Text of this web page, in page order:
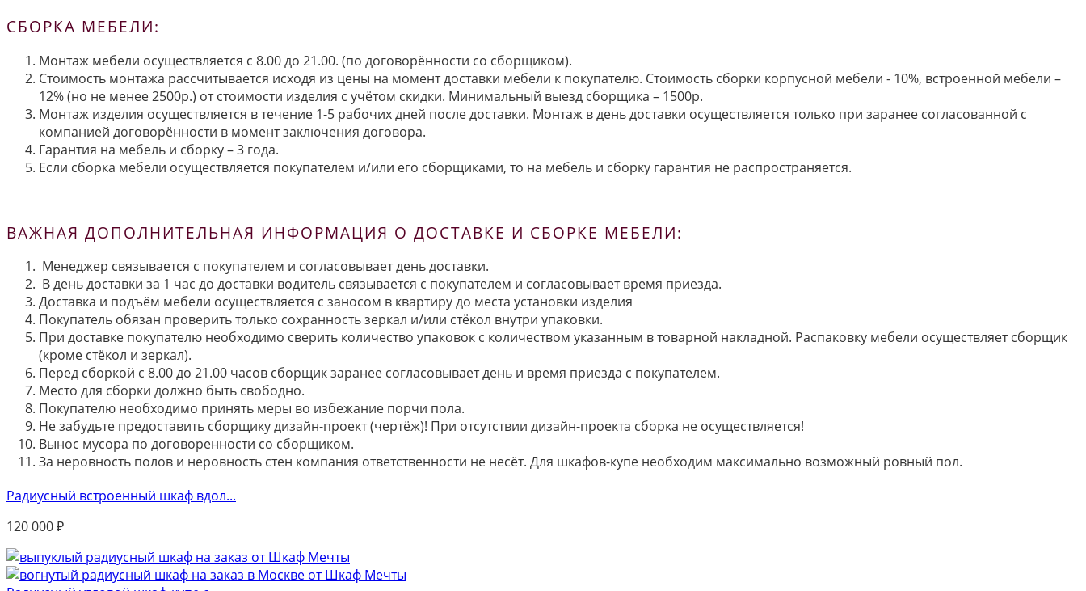
СБОРКА МЕБЕЛИ:
Монтаж мебели осуществляется с 8.00 до 21.00. (по договорённости со сборщиком).
Стоимость монтажа рассчитывается исходя из цены на момент доставки мебели к покупателю. Стоимость сборки корпусной мебели - 10%, встроенной мебели –
12% (но не менее 2500р.) от стоимости изделия с учётом скидки. Минимальный выезд сборщика – 1500р.
Монтаж изделия осуществляется в течение 1-5 рабочих дней после доставки. Монтаж в день доставки осуществляется только при заранее согласованной с
компанией договорённости в момент заключения договора.
Гарантия на мебель и сборку – 3 года.
Если сборка мебели осуществляется покупателем и/или его сборщиками, то на мебель и сборку гарантия не распространяется.
ВАЖНАЯ ДОПОЛНИТЕЛЬНАЯ ИНФОРМАЦИЯ О ДОСТАВКЕ И СБОРКЕ МЕБЕЛИ:
Менеджер связывается с покупателем и согласовывает день доставки.
В день доставки за 1 час до доставки водитель связывается с покупателем и согласовывает время приезда.
Доставка и подъём мебели осуществляется с заносом в квартиру до места установки изделия
Покупатель обязан проверить только сохранность зеркал и/или стёкол внутри упаковки.
При доставке покупателю необходимо сверить количество упаковок с количеством указанным в товарной накладной. Распаковку мебели осуществляет сборщик
(кроме стёкол и зеркал).
Перед сборкой с 8.00 до 21.00 часов сборщик заранее согласовывает день и время приезда с покупателем.
Место для сборки должно быть свободно.
Покупателю необходимо принять меры во избежание порчи пола.
Не забудьте предоставить сборщику дизайн-проект (чертёж)! При отсутствии дизайн-проекта сборка не осуществляется!
Вынос мусора по договоренности со сборщиком.
За неровность полов и неровность стен компания ответственности не несёт. Для шкафов-купе необходим максимально возможный ровный пол.
Радиусный встроенный шкаф вдол...
120 000₽